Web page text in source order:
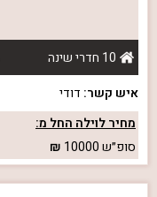
10 חדרי שינה
איש קשר: דודי
מחיר לוילה החל מ:
סופ״ש10000